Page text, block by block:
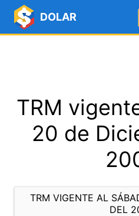
DOLAR
TRM
20 de
TRM VIGENTE AL
DEL